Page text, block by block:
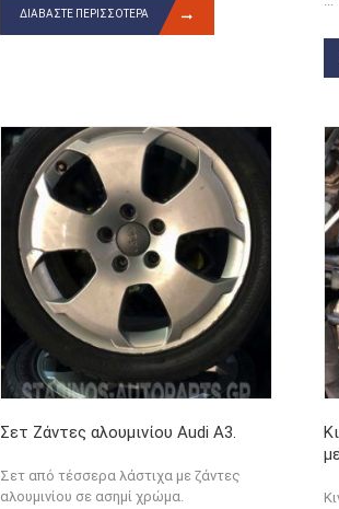
ΔΙΑΒΆΣΤΕ ΠΕΡΙΣΣΌΤΕΡΑ
Σετ Ζάντες αλουμινίου Audi A3.
Σετ από τέσσερα λάστιχα με ζάντες
αλουμινίου σε ασημί χρώμα.